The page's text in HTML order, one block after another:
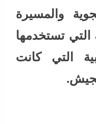
والمسيرة
التي تستخدمها
التي كانت